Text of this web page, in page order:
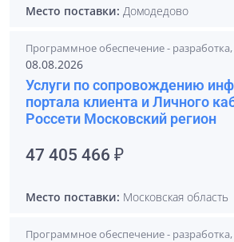
Место поставки: Домодедово
Программное обеспечение -
08.08.2026
Услуги по сопровождению
портала клиента и Личного
Россети Московский регион
47 405 466 ₽
Место поставки: Московская область
Программное обеспечение -